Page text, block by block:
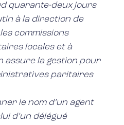
quarante-deux jours
à la direction de
commissions
locales et à
assure la gestion pour
paritaires
le nom d’un agent
d’un délégué